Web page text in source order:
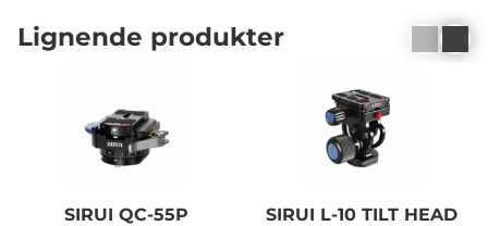
Lignende produkter
SIRUI QC-55P
SIRUI L-10 TILT HEAD